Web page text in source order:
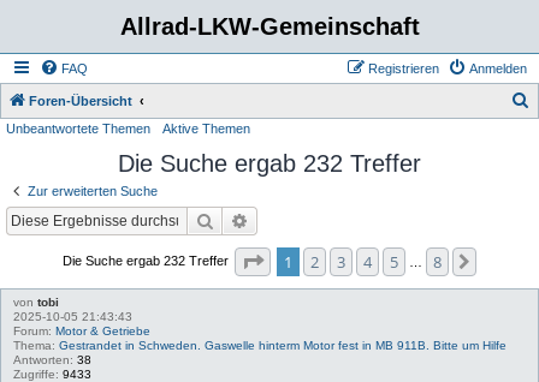
Allrad-LKW-Gemeinschaft
FAQ Anmelden
Registrieren
Foren-Übersicht
Unbeantwortete Themen Aktive Themen
Die Suche ergab 232 Treffer
Zur erweiterten Suche
Suche
Die Suche ergab 232 Treffer Seite von
1 2 3 4 5 8
von tobi
2025-10-05 21:43:43
Forum: Motor & Getriebe
Thema: Gestrandet in Schweden. Gaswelle hinterm Motor fest in MB 911B. Bitte um Hilfe
Antworten: 38
Zugriffe: 9433